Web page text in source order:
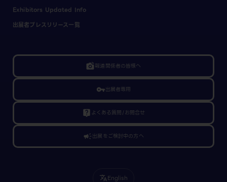
Exhibitors Updated Info
出展者プレスリリース一覧
linked_camera報道関係者の皆様へ
vpn_key出展者専用
live_help よくある質問/お問合せ
campaign出展をご検討中の方へ
translateEnglish